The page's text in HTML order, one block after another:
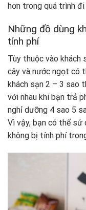
hơn trong quá trình đi
Những đồ dùng
tính phí
Tùy thuộc vào khách
cây và nước ngọt có
khách sạn 2 – 3 sao
với nhau khi bạn trả
nghỉ dưỡng 4 sao 5
Vì vậy, bạn có thể sử
không bị tính phí